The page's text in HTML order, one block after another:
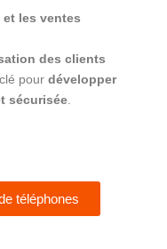
les ventes
des clients
pour développer
sécurisée
téléphones